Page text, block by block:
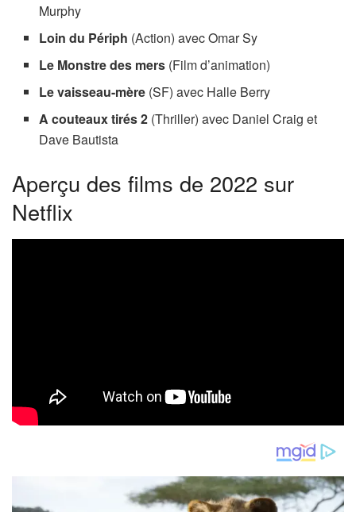
Murphy
Loin du Périph (Action) avec Omar Sy
Le Monstre des mers (Film d’animation)
Le vaisseau-mère (SF) avec Halle Berry
A couteaux tirés 2 (Thriller) avec Daniel Craig et
Dave Bautista
Aperçu des films de 2022 sur
Netflix